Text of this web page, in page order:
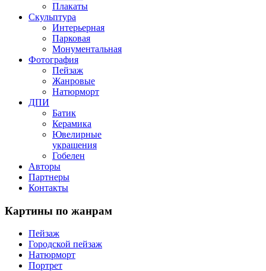
Плакаты
Скульптура
Интерьерная
Парковая
Монументальная
Фотография
Пейзаж
Жанровые
Натюрморт
ДПИ
Батик
Керамика
Ювелирные
украшения
Гобелен
Авторы
Партнеры
Контакты
Картины по жанрам
Пейзаж
Городской пейзаж
Натюрморт
Портрет